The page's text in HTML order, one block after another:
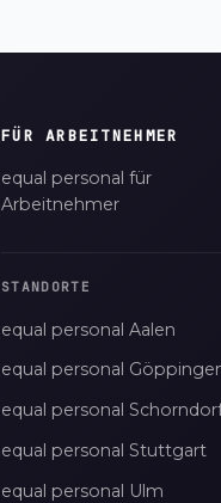
FÜR ARBEITNEHMER
equal personal für
Arbeitnehmer
STANDORTE
equal personal Aalen
equal personal
equal personal
equal personal Stuttgart
equal personal Ulm